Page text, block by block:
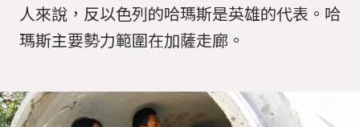
人來說，反以色列的哈瑪斯是英雄的代表。哈
瑪斯主要勢力範圍在加薩走廊。